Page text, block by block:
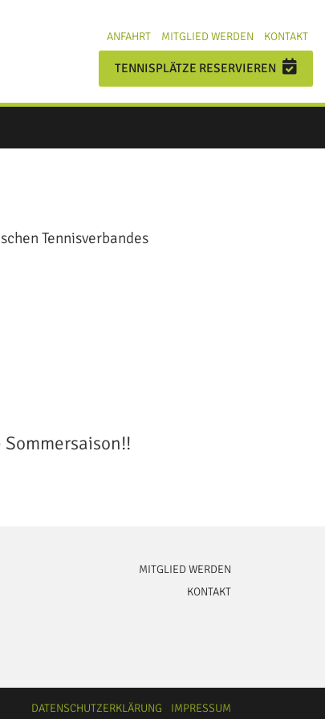
ANFAHRT MITGLIED WERDEN KONTAKT
TENNISPLÄTZE RESERVIEREN
Tennisverbandes
MITGLIED WERDEN
KONTAKT
DATENSCHUTZERKLÄRUNG IMPRESSUM